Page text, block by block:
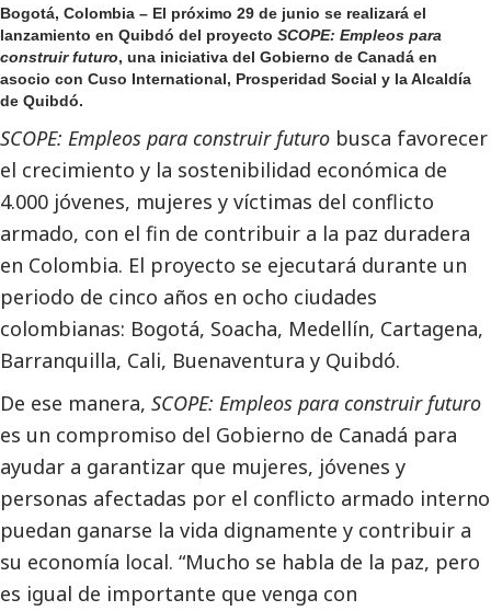
Bogotá, Colombia – El próximo 29 de junio se realizará el
lanzamiento en Quibdó del proyecto SCOPE: Empleos para
construir futuro, una iniciativa del Gobierno de Canadá en
asocio con Cuso International, Prosperidad Social y la Alcaldía
de Quibdó.
SCOPE: Empleos para construir futuro busca favorecer
el crecimiento y la sostenibilidad económica de
4.000 jóvenes, mujeres y víctimas del conflicto
armado, con el fin de contribuir a la paz duradera
en Colombia. El proyecto se ejecutará durante un
periodo de cinco años en ocho ciudades
colombianas: Bogotá, Soacha, Medellín, Cartagena,
Barranquilla, Cali, Buenaventura y Quibdó.
De ese manera, SCOPE: Empleos para construir futuro
es un compromiso del Gobierno de Canadá para
ayudar a garantizar que mujeres, jóvenes y
personas afectadas por el conflicto armado interno
puedan ganarse la vida dignamente y contribuir a
su economía local. “Mucho se habla de la paz, pero
es igual de importante que venga con